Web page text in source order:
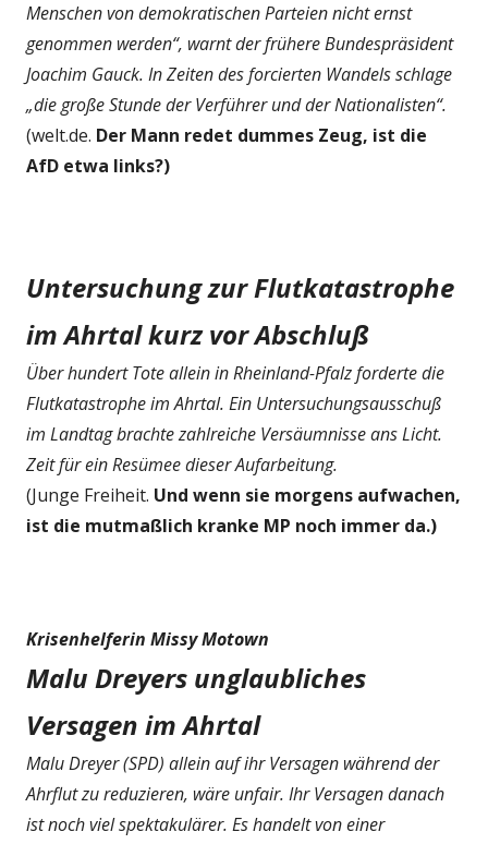
Menschen von demokratischen Parteien nicht ernst
genommen werden“, warnt der frühere Bundespräsident
Joachim Gauck. In Zeiten des forcierten Wandels schlage
„die große Stunde der Verführer und der Nationalisten“.
(welt.de. Der Mann redet dummes Zeug, ist die
AfD etwa links?)
Untersuchung zur Flutkatastrophe
im Ahrtal kurz vor Abschluß
Über hundert Tote allein in Rheinland-Pfalz forderte die
Flutkatastrophe im Ahrtal. Ein Untersuchungsausschuß
im Landtag brachte zahlreiche Versäumnisse ans Licht.
Zeit für ein Resümee dieser Aufarbeitung.
(Junge Freiheit. Und wenn sie morgens aufwachen,
ist die mutmaßlich kranke MP noch immer da.)
Krisenhelferin Missy Motown
Malu Dreyers unglaubliches
Versagen im Ahrtal
Malu Dreyer (SPD) allein auf ihr Versagen während der
Ahrflut zu reduzieren, wäre unfair. Ihr Versagen danach
ist noch viel spektakulärer. Es handelt von einer